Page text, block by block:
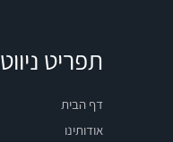
תפריט ניווט
דף הבית
אודותינו